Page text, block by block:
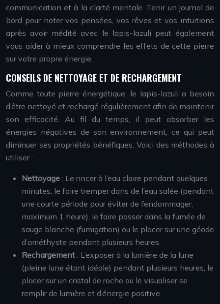
communication et à la clarté mentale. Tenir un journal de
bord pour noter vos pensées, vos rêves et vos intuitions
après avoir médité avec le lapis-lazuli peut également
vous aider à mieux comprendre les effets de cette pierre
sur votre propre énergie.
CONSEILS DE NETTOYAGE ET DE RECHARGEMENT
Comme toute pierre énergétique, le lapis-lazuli a besoin
d’être nettoyé et rechargé régulièrement afin de maintenir
son efficacité. Au fil du temps, il peut absorber les
énergies négatives de son environnement, ce qui peut
diminuer ses propriétés bénéfiques. Voici des méthodes à
utiliser :
Nettoyage : Le rincer à l’eau claire pendant quelques
minutes, le faire tremper dans de l’eau salée (pendant
une courte période pour éviter de l’endommager,
maximum 1 heure), le faire passer dans la fumée de
sauge blanche (fumigation) ou le placer sur une géode
d’améthyste pendant plusieurs heures.
Rechargement : L’exposer à la lumière de la lune
(pleine lune étant idéale) pendant plusieurs heures, le
placer sur un cristal de roche ou le visualiser se
remplir de lumière et d’énergie positive.